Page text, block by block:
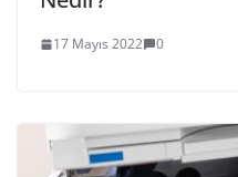
17 Mayıs 2022 0